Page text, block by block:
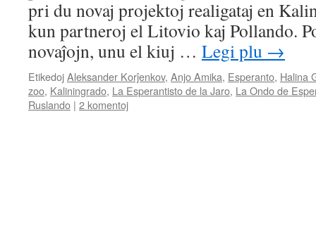
pri du novaj projektoj realigataj en
kun partneroj el Litovio kaj Pollando.
novaĵojn, unu el kiuj … Legi plu →
EtikedojAleksander Korĵenkov, Anjo Amika, Esperanto, Halina
zoo, Kaliningrado, La Esperantisto de la Jaro, La Ondo de
Ruslando | 2 komentoj